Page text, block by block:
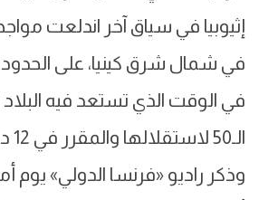
إثيوبيا في سياق آخر اندلعت
في شمال شرق كينيا، على الحدود
في الوقت الذي تستعد فيه البلاد
وذكر راديو «فرنسا الدولي» يوم